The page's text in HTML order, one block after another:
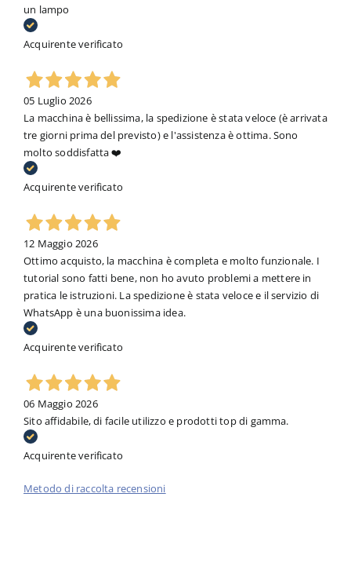
un lampo
Acquirente verificato
05 Luglio 2026
La macchina è bellissima, la spedizione è stata veloce (è arrivata
tre giorni prima del previsto) e l'assistenza è ottima. Sono
molto soddisfatta ❤️
Acquirente verificato
12 Maggio 2026
Ottimo acquisto, la macchina è completa e molto funzionale. I
tutorial sono fatti bene, non ho avuto problemi a mettere in
pratica le istruzioni. La spedizione è stata veloce e il servizio di
WhatsApp è una buonissima idea.
Acquirente verificato
06 Maggio 2026
Sito affidabile, di facile utilizzo e prodotti top di gamma.
Acquirente verificato
Metodo di raccolta recensioni